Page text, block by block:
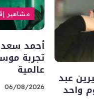
عبد
واحد
مشاهير
أحمد سعد
تجربة
عالمية
06/08/2026